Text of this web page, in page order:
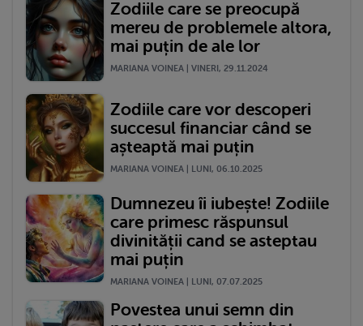
Zodiile care se preocupă
mereu de problemele altora,
mai puțin de ale lor
MARIANA VOINEA | VINERI, 29.11.2024
Zodiile care vor descoperi
succesul financiar când se
așteaptă mai puțin
MARIANA VOINEA | LUNI, 06.10.2025
Dumnezeu îi iubește! Zodiile
care primesc răspunsul
divinității cand se asteptau
mai puțin
MARIANA VOINEA | LUNI, 07.07.2025
Povestea unui semn din